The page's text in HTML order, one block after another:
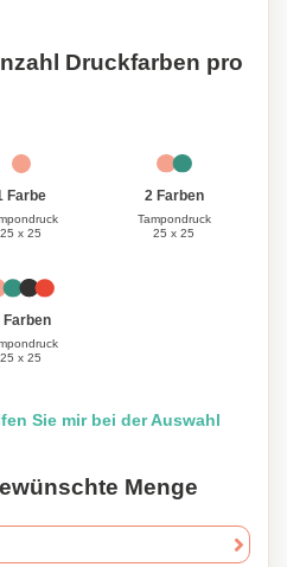
Druckfarben pro
Farbe
25 x 25
2 Farben
Tampondruck
25 x 25
Farben
25 x 25
Sie mir bei der Auswahl
Menge